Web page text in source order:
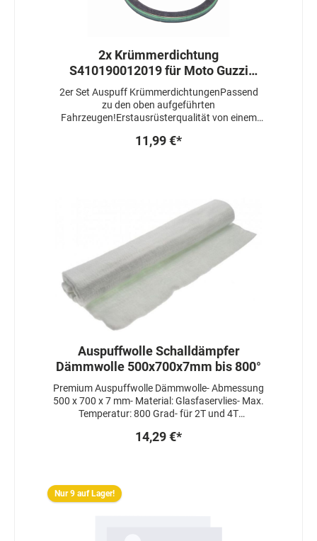
2x Krümmerdichtung
S410190012019 für Moto Guzzi
Griso Stelvio Sport Norge 1200
California 1400
2er Set Auspuff KrümmerdichtungenPassend
zu den oben aufgeführten
Fahrzeugen!Erstausrüsterqualität von einem
11,99 €*
Auspuffwolle Schalldämpfer
Dämmwolle 500x700x7mm bis 800°
Premium Auspuffwolle Dämmwolle- Abmessung
500 x 700 x 7 mm- Material: Glasfaservlies- Max.
Temperatur: 800 Grad- für 2T und 4T
14,29 €*
Nur 9 auf Lager!